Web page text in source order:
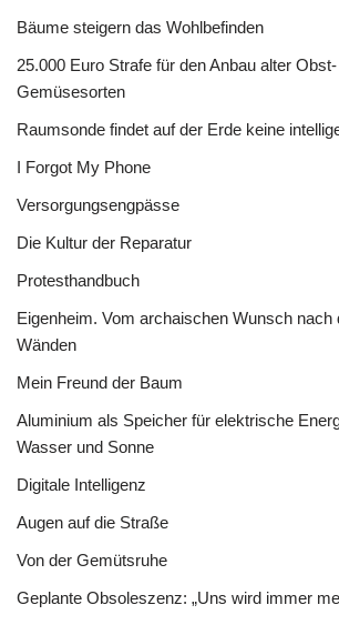
Bäume steigern das Wohlbefinden
25.000 Euro Strafe für den Anbau alter
Gemüsesorten
Raumsonde findet auf der Erde keine
I Forgot My Phone
Versorgungsengpässe
Die Kultur der Reparatur
Protesthandbuch
Eigenheim. Vom archaischen Wunsch nach
Wänden
Mein Freund der Baum
Aluminium als Speicher für elektrische
Wasser und Sonne
Digitale Intelligenz
Augen auf die Straße
Von der Gemütsruhe
Geplante Obsoleszenz: „Uns wird immer